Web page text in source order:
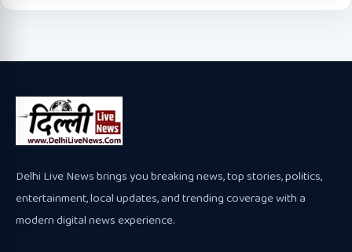
Delhi Live News brings you breaking news, top stories, politics,
entertainment, local updates, and trending coverage with a
modern digital news experience.